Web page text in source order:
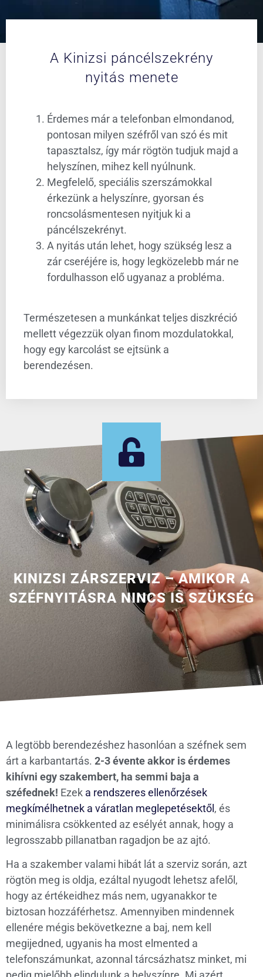
A Kinizsi páncélszekrény
nyitás menete
Érdemes már a telefonban elmondanod,
pontosan milyen széfről van szó és mit
tapasztalsz, így már rögtön tudjuk majd a
helyszínen, mihez kell nyúlnunk.
Megfelelő, speciális szerszámokkal
érkezünk a helyszínre, gyorsan és
roncsolásmentesen nyitjuk ki a
páncélszekrényt.
A nyitás után lehet, hogy szükség lesz a
zár cseréjére is, hogy legközelebb már ne
fordulhasson elő ugyanaz a probléma.
Természetesen a munkánkat teljes diszkréció
mellett végezzük olyan finom mozdulatokkal,
hogy egy karcolást se ejtsünk a
berendezésen.
KINIZSI ZÁRSZERVIZ – AMIKOR A
SZÉFNYITÁSRA NINCS IS SZÜKSÉG
A legtöbb berendezéshez hasonlóan a széfnek sem
árt a karbantartás. 2-3 évente akkor is érdemes
kihívni egy szakembert, ha semmi baja a
széfednek! Ezek a rendszeres ellenőrzések
megkímélhetnek a váratlan meglepetésektől , és
minimálisra csökkented az esélyét annak, hogy a
legrosszabb pillanatban ragadjon be az ajtó.
Ha a szakember valami hibát lát a szerviz során, azt
rögtön meg is oldja, ezáltal nyugodt lehetsz afelől,
hogy az értékeidhez más nem, ugyanakkor te
biztosan hozzáférhetsz. Amennyiben mindennek
ellenére mégis bekövetkezne a baj, nem kell
megijedned, ugyanis ha most elmented a
telefonszámunkat, azonnal tárcsázhatsz minket, mi